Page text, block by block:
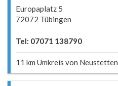
Europaplatz 5
72072 Tübingen
Tel: 07071 138790
11 km Umkreis von Neustetten